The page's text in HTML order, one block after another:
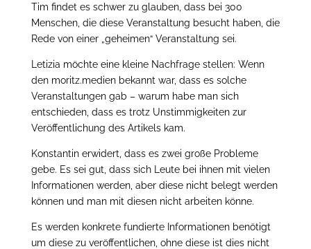
Tim findet es schwer zu glauben, dass bei 300
Menschen, die diese Veranstaltung besucht haben, die
Rede von einer „geheimen“ Veranstaltung sei.
Letizia möchte eine kleine Nachfrage stellen: Wenn
den moritz.medien bekannt war, dass es solche
Veranstaltungen gab – warum habe man sich
entschieden, dass es trotz Unstimmigkeiten zur
Veröffentlichung des Artikels kam.
Konstantin erwidert, dass es zwei große Probleme
gebe. Es sei gut, dass sich Leute bei ihnen mit vielen
Informationen werden, aber diese nicht belegt werden
können und man mit diesen nicht arbeiten könne.
Es werden konkrete fundierte Informationen benötigt
um diese zu veröffentlichen, ohne diese ist dies nicht